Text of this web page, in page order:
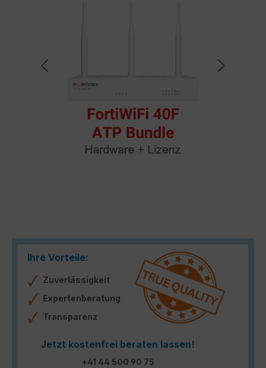
Ihre Vorteile:
Zuverlässigkeit
Expertenberatung
Transparenz
Jetzt kostenfrei beraten lassen!
+41 44 500 90 75